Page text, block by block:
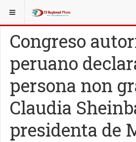
ESTÁ AQUÍ: NACIONALES
Congreso
peruano
persona non
Claudia
presidenta de